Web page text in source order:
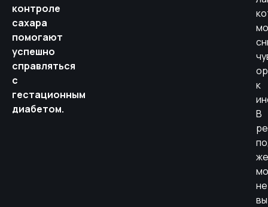
контроле
сахара
помогают
успешно
справляться
с
гестационным
диабетом.
к
В
не